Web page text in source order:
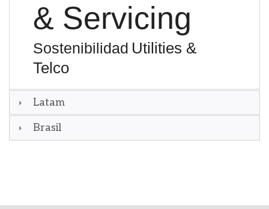
& Servicing
Sostenibilidad Utilities &
Telco
Latam
Brasil